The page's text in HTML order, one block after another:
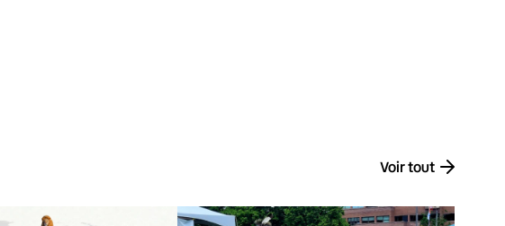
Voir tout